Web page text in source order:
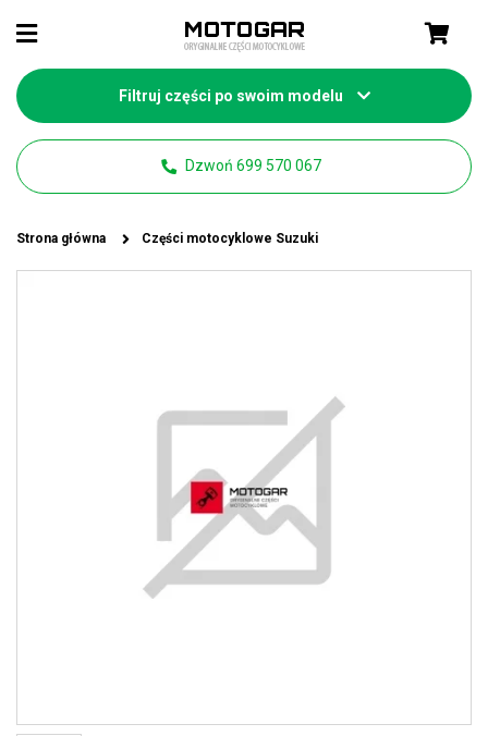
Filtruj części po swoim modelu
Dzwoń 699 570 067
Strona główna Części motocyklowe Suzuki